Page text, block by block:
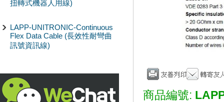
扭轉式機器人用線)
LAPP-UNITRONIC-Continuous
Flex Data Cable (長效性耐彎曲
訊號資訊線)
商品編號: